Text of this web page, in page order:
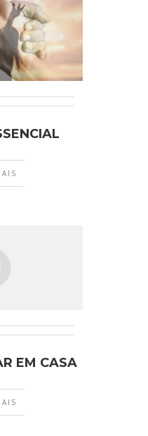
EM CASA